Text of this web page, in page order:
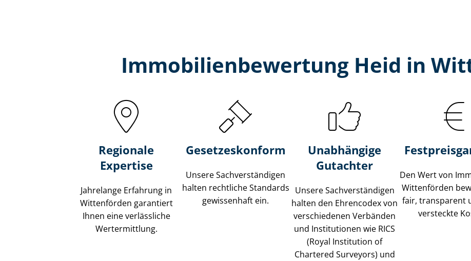
Immobilien­bewertung Heid in
Regionale
Expertise
Jahrelange Erfahrung in
Wittenförden garantiert
Ihnen eine verlässliche
Wertermittlung.
Gesetzes­konform
Unsere Sach­ver­stän­di­gen
halten rechtliche Standards
gewissenhaft ein.
Unabhängige
Gutachter
Unsere Sach­ver­stän­di­gen
halten den Ehrencodex von
verschiedenen Verbänden
und Institutionen wie RICS
(Royal Institution of
Chartered Surveyors) und
Den Wert von
Wittenförden
fair, transparent
versteckte